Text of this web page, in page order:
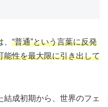
“普通”という言葉に反発
能性を最大限に引き出して
結成初期から、世界のフェ